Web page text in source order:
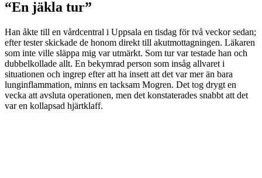
“En jäkla tur”
Han åkte till en vårdcentral i Uppsala en tisdag för två veckor sedan;
efter tester skickade de honom direkt till akutmottagningen. Läkaren
som inte ville släppa mig var utmärkt. Som tur var testade han och
dubbelkollade allt. En bekymrad person som insåg allvaret i
situationen och ingrep efter att ha insett att det var mer än bara
lunginflammation, minns en tacksam Mogren. Det tog drygt en
vecka att avsluta operationen, men det konstaterades snabbt att det
var en kollapsad hjärtklaff.